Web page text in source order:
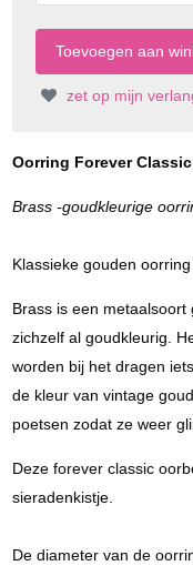
zet op mijn
Oorring Forever
Brass -goudkleurige
Klassieke gouden
Brass is een
zichzelf al goudkleurig.
worden bij het dragen
de kleur van vintage
poetsen zodat ze weer
Deze forever classic
sieradenkistje.
De diameter van de